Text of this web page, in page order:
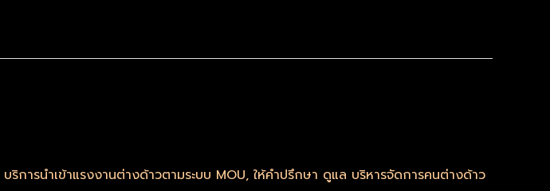
บริการนำเข้าแรงงานต่างด้าวตามระบบ MOU,ให้คำปรึกษา ดูแล บริหารจัดการคนต่างด้าว